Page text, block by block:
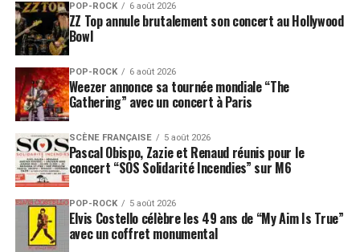
POP-ROCK 6 août 2026
ZZ Top annule brutalement son concert au Hollywood
Bowl
POP-ROCK 6 août 2026
Weezer annonce sa tournée mondiale “The
Gathering” avec un concert à Paris
SCÈNE FRANÇAISE 5 août 2026
Pascal Obispo, Zazie et Renaud réunis pour le
concert “SOS Solidarité Incendies” sur M6
POP-ROCK 5 août 2026
Elvis Costello célèbre les 49 ans de “My Aim Is True”
avec un coffret monumental